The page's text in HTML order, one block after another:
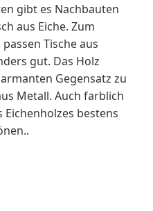
gibt es Nachbauten
aus Eiche. Zum
Tische aus
gut. Das Holz
Gegensatz zu
Metall. Auch farblich
bestens